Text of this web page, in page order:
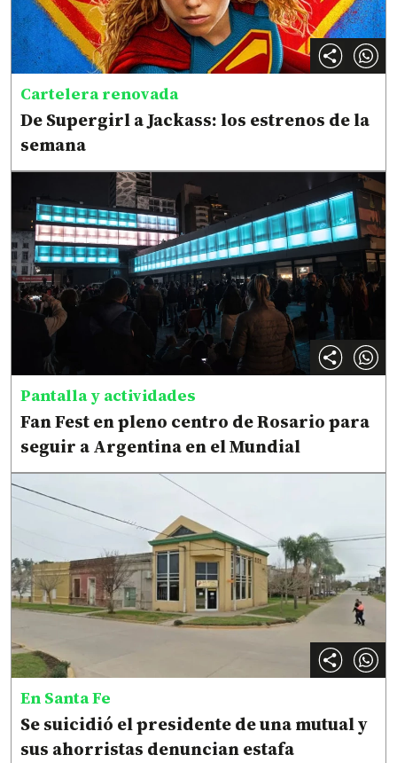
Cartelera renovada
De Supergirl a Jackass: los estrenos de la
semana
Pantalla y actividades
Fan Fest en pleno centro de Rosario para
seguir a Argentina en el Mundial
En Santa Fe
Se suicidió el presidente de una mutual y
sus ahorristas denuncian estafa